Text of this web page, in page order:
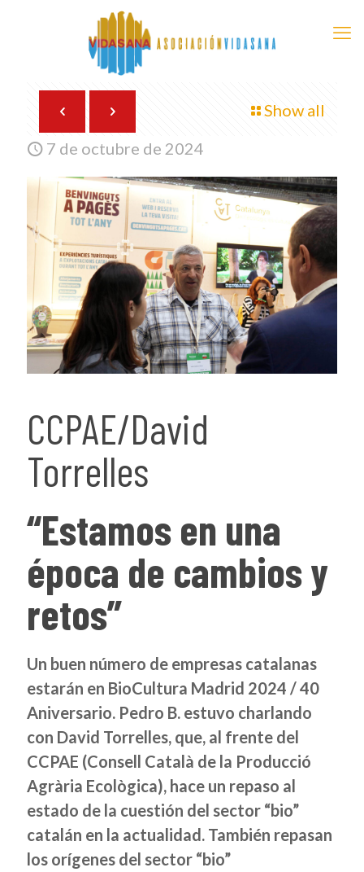
Show all
7 de octubre de 2024
CCPAE/David
Torrelles
“Estamos en una
época de cambios y
retos”
Un buen número de empresas catalanas
estarán en BioCultura Madrid 2024 / 40
Aniversario. Pedro B. estuvo charlando
con David Torrelles, que, al frente del
CCPAE (Consell Català de la Producció
Agrària Ecològica), hace un repaso al
estado de la cuestión del sector “bio”
catalán en la actualidad. También repasan
los orígenes del sector “bio”